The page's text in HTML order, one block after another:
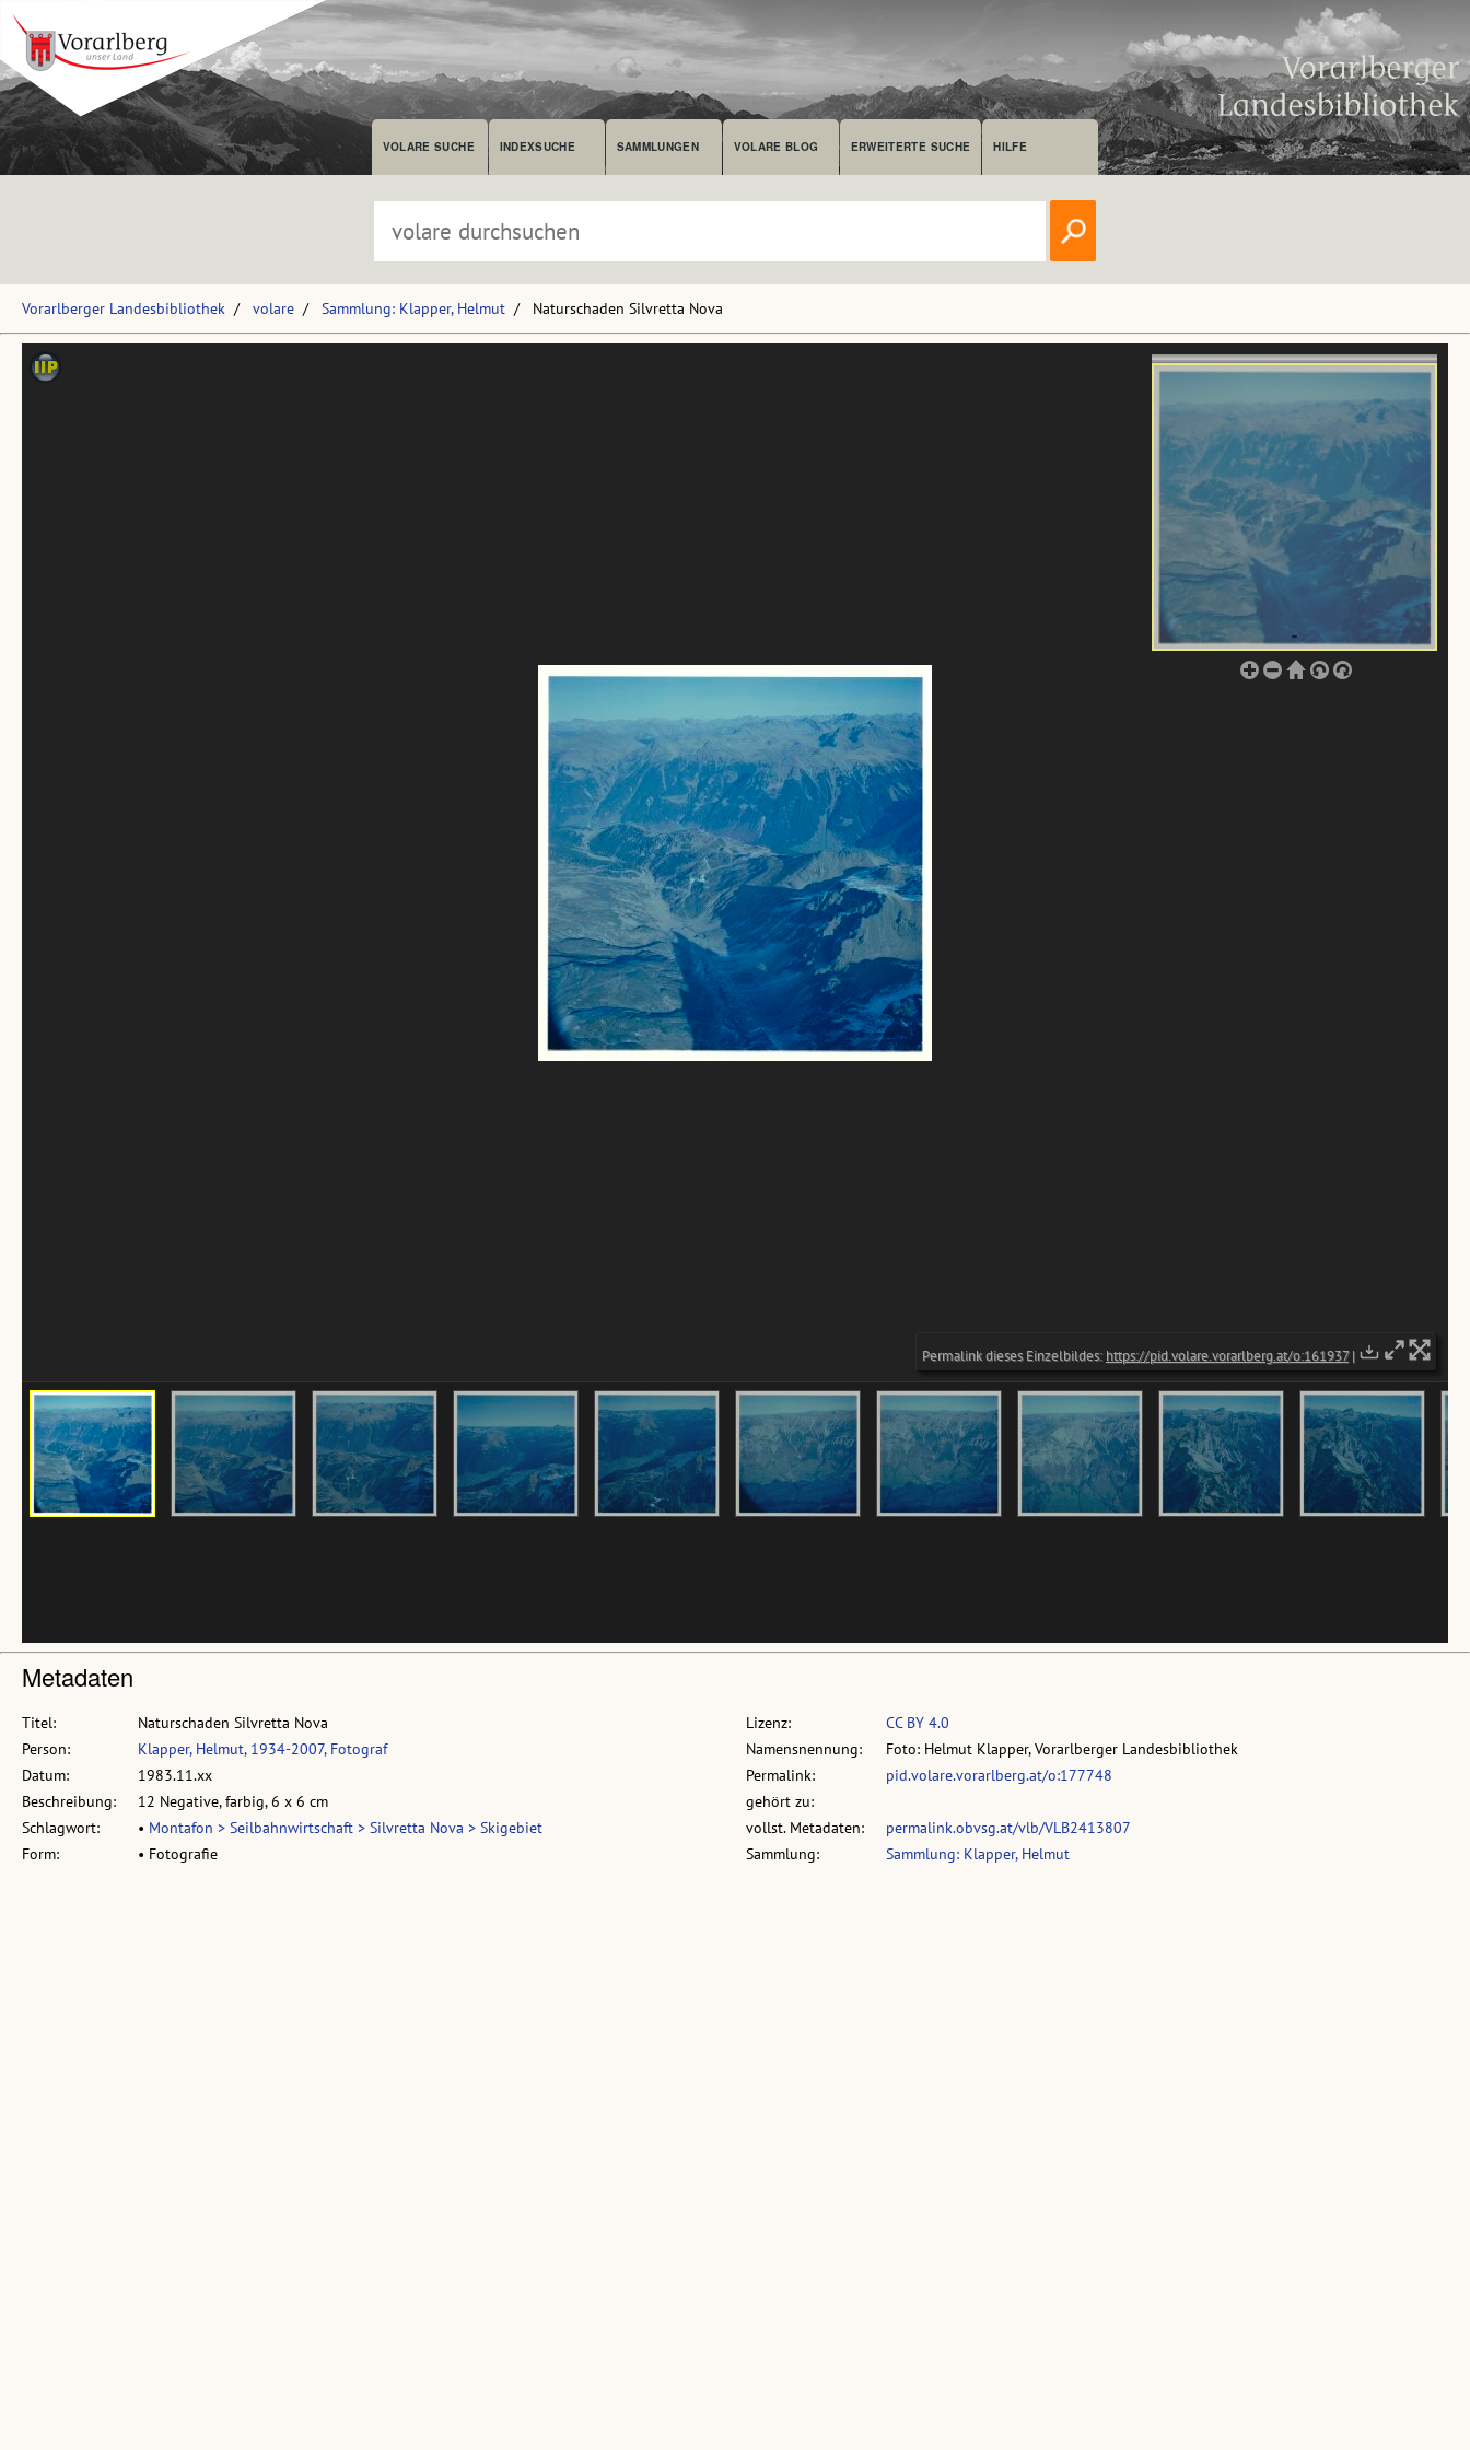
VOLARE SUCHE INDEXSUCHE SAMMLUNGEN VOLARE BLOG ERWEITERTE SUCHE HILFE
Vorarlberger Landesbibliothek volare Sammlung: Klapper, Helmut Naturschaden Silvretta Nova
Metadaten
Titel:
Naturschaden Silvretta Nova
Person:
Klapper, Helmut, 1934-2007, Fotograf
Datum:
1983.11.xx
Beschreibung:
12 Negative, farbig, 6 x 6 cm
Schlagwort:
• Montafon > Seilbahnwirtschaft > Silvretta Nova > Skigebiet
Form:
• Fotografie
Lizenz:
CC BY 4.0
Namensnennung:
Foto: Helmut Klapper, Vorarlberger Landesbibliothek
Permalink:
pid.volare.vorarlberg.at/o:177748
gehört zu:
vollst. Metadaten:
permalink.obvsg.at/vlb/VLB2413807
Sammlung:
Sammlung: Klapper, Helmut